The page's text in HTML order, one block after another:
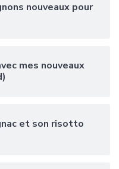
nouveaux pour
mes nouveaux
et son risotto